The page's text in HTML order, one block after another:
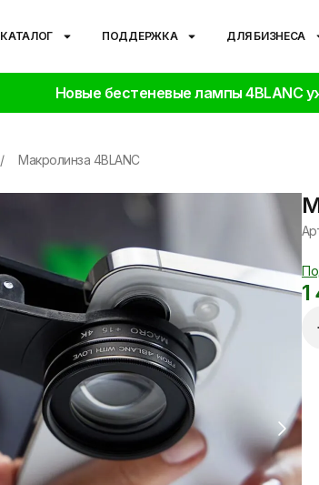
КАТАЛОГ ПОДДЕРЖКА ДЛЯ БИЗНЕСА
Новые бестеневые лампы 4BLANC
/ Макролинза 4BLANC
1